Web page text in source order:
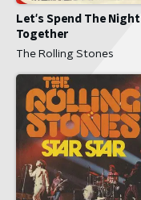
Let's Spend The Night
Together
The Rolling Stones